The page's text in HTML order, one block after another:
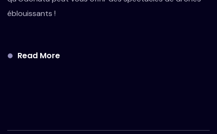
éblouissants !
Read More